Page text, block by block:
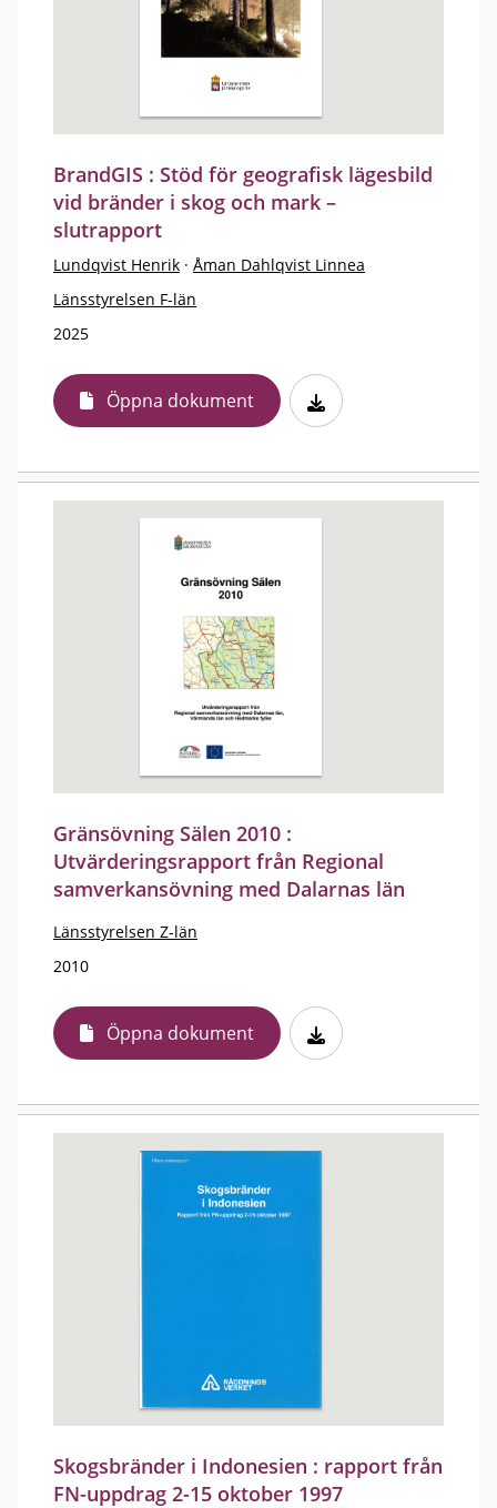
BrandGIS : Stöd för geografisk lägesbild
vid bränder i skog och mark –
slutrapport
Lundqvist Henrik · Åman Dahlqvist Linnea
Länsstyrelsen F-län
2025
Öppna dokument
Gränsövning Sälen 2010 :
Utvärderingsrapport från Regional
samverkansövning med Dalarnas län
Länsstyrelsen Z-län
2010
Öppna dokument
Skogsbränder i Indonesien : rapport från
FN-uppdrag 2-15 oktober 1997